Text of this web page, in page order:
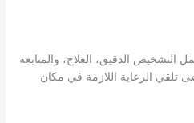
الدقيق، العلاج، والمتابعة
تلقي الرعاية اللازمة في مكان